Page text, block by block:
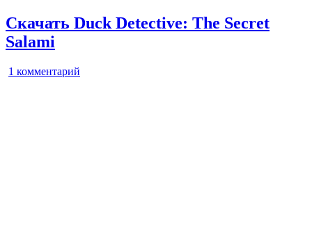
Скачать Duck Detective: The Secret
Salami
1 комментарий